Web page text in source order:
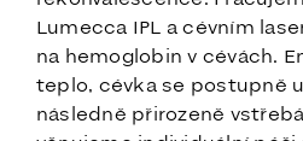
Lumecca IPL a cévním
na hemoglobin v cévách.
teplo, cévka se postupně
následně přirozeně